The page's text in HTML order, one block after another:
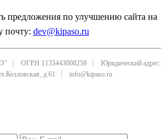
предложения по улучшению сайта на
почту: dev@kipaso.ru
ОГРН 1133443008258
Юридический адрес:
д.61
info@kipaso.ru